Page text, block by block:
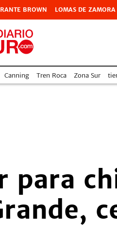
BROWN LOMAS DE ZAMORA
Canning Tren Roca Zona Sur
para